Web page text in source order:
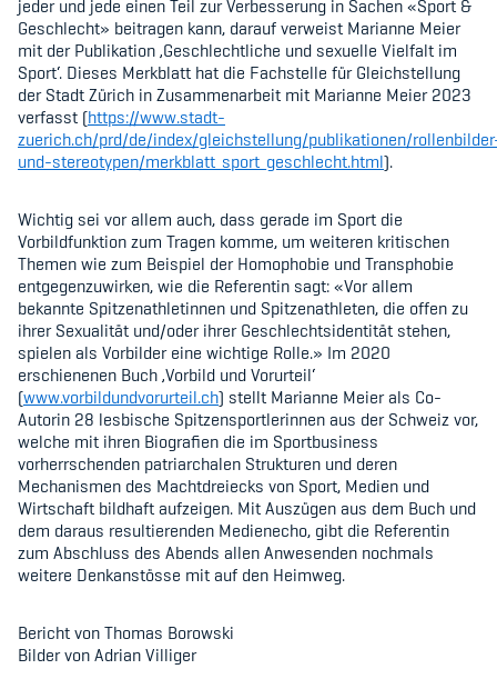
jeder und jede einen Teil zur Verbesserung in Sachen «Sport &
Geschlecht» beitragen kann, darauf verweist Marianne Meier
mit der Publikation ‚Geschlechtliche und sexuelle Vielfalt im
Sport‘. Dieses Merkblatt hat die Fachstelle für Gleichstellung
der Stadt Zürich in Zusammenarbeit mit Marianne Meier 2023
verfasst (https://www.stadt-
zuerich.ch/prd/de/index/gleichstellung/publikationen/
und-stereotypen/merkblatt_sport_geschlecht.html).
Wichtig sei vor allem auch, dass gerade im Sport die
Vorbildfunktion zum Tragen komme, um weiteren kritischen
Themen wie zum Beispiel der Homophobie und Transphobie
entgegenzuwirken, wie die Referentin sagt: «Vor allem
bekannte Spitzenathletinnen und Spitzenathleten, die offen zu
ihrer Sexualität und/oder ihrer Geschlechtsidentität stehen,
spielen als Vorbilder eine wichtige Rolle.» Im 2020
erschienenen Buch ‚Vorbild und Vorurteil‘
(www.vorbildundvorurteil.ch) stellt Marianne Meier als Co-
Autorin 28 lesbische Spitzensportlerinnen aus der Schweiz vor,
welche mit ihren Biografien die im Sportbusiness
vorherrschenden patriarchalen Strukturen und deren
Mechanismen des Machtdreiecks von Sport, Medien und
Wirtschaft bildhaft aufzeigen. Mit Auszügen aus dem Buch und
dem daraus resultierenden Medienecho, gibt die Referentin
zum Abschluss des Abends allen Anwesenden nochmals
weitere Denkanstösse mit auf den Heimweg.
Bericht von Thomas Borowski
Bilder von Adrian Villiger